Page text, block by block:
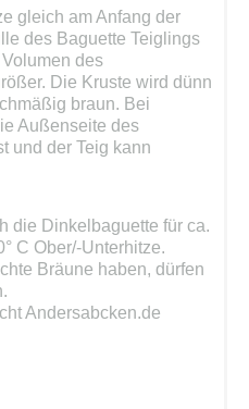
gleich am Anfang der
des Baguette Teiglings
des
Die Kruste wird dünn
braun. Bei
Außenseite des
und der Teig kann
die Dinkelbaguette für ca.
C Ober/-Unterhitze.
Bräune haben, dürfen
Andersabcken.de